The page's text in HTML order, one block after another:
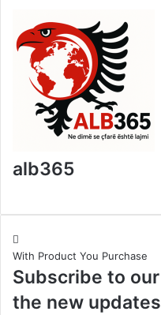
alb365
With Product You Purchase
Subscribe to
the new